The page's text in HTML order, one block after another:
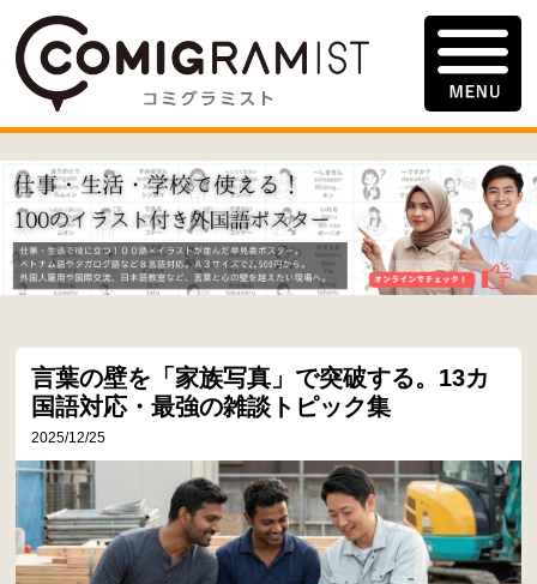
言葉の壁を「家族写真」で突破する。13カ
国語対応・最強の雑談トピック集
2025/12/25